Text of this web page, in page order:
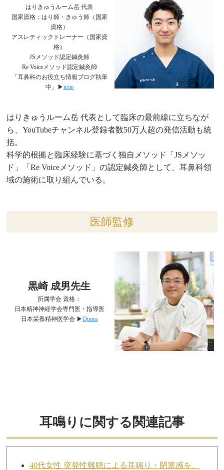
はりきゅうルーム岳 代表
国家資格：はり師・きゅう師（国家
資格）
アスレティックトレーナー（国家資
格）
JSメソッド認定鍼灸師
Re Voiceメソッド認定鍼灸師
「耳鼻科のお役立ち情報ブログ執筆
中」▶︎note
はりきゅうルーム岳 代表として臨床の最前線に立ちなが
ら、YouTubeチャンネル登録者数50万人超の発信活動も統
括。
科学的根拠と臨床経験に基づく独自メソッド「JSメソッ
ド」「Re Voiceメソッド」の認定鍼灸師として、耳鼻科領
域の施術に取り組んでいる。
医師監修
黒崎 成男先生
所属学会 資格：
日本精神神経学会専門医・指導医
日本栄養精神医学会 ▶︎Quora
耳鳴りに関する関連記事
40代女性 突発性難聴による耳鳴り・閉塞感を、